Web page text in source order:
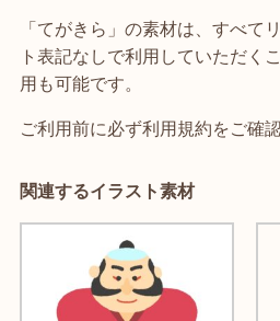
「てがきら」の素材は、すべて
ト表記なしで利用していただく
用も可能です。
ご利用前に必ず利用規約をご確
関連するイラスト素材